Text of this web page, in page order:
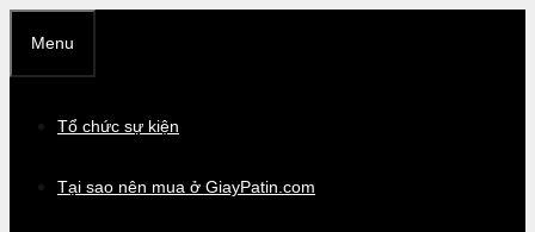
đến
nội
Menu
Tổ chức sự kiện
Tại sao nên mua ở GiayPatin.com